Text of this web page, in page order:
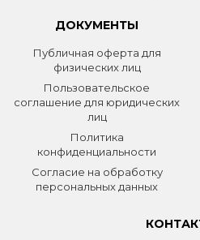
ДОКУМЕНТЫ
Публичная оферта для
физических лиц
Пользовательское
соглашение для юридических
лиц
Политика
конфиденциальности
Согласие на обработку
персональных данных